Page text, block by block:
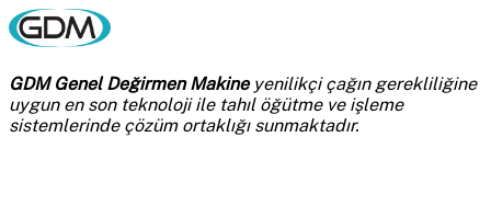
GDM Genel Değirmen Makineyenilikçi çağın gerekliliğine
uygun en son teknoloji ile tahıl öğütme ve işleme
sistemlerinde çözüm ortaklığı sunmaktadır.